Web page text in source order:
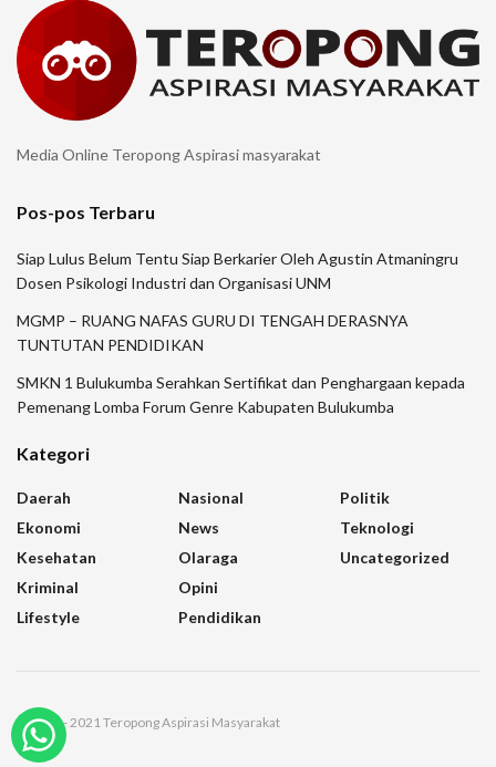
Media Online Teropong Aspirasi masyarakat
Pos-pos Terbaru
Siap Lulus Belum Tentu Siap Berkarier Oleh Agustin Atmaningru
Dosen Psikologi Industri dan Organisasi UNM
MGMP – RUANG NAFAS GURU DI TENGAH DERASNYA
TUNTUTAN PENDIDIKAN
SMKN 1 Bulukumba Serahkan Sertifikat dan Penghargaan kepada
Pemenang Lomba Forum Genre Kabupaten Bulukumba
Kategori
Daerah
Ekonomi
Kesehatan
Kriminal
Lifestyle
Nasional
News
Olaraga
Opini
Pendidikan
Politik
Teknologi
Uncategorized
© 2021 - 2021 Teropong Aspirasi Masyarakat